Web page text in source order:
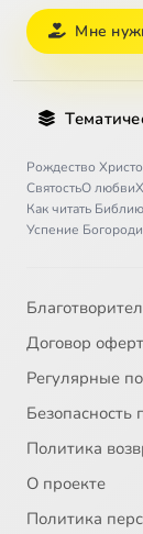
Мне
Рождество
СвятостьО любви
Как читать Библию
Успение
Договор
Регулярные
Безопасность
Политика
О проекте
Политика